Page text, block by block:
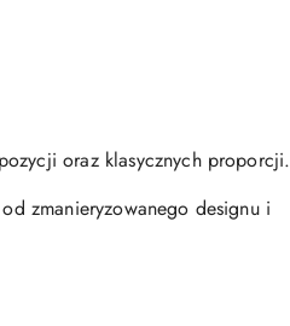
oraz klasycznych proporcji.
zmanieryzowanego designu i